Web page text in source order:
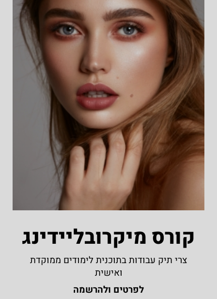
קורס מיקרובליידינג
צרי תיק עבודות בתוכנית לימודים ממוקדת
ואישית
לפרטים ולהרשמה